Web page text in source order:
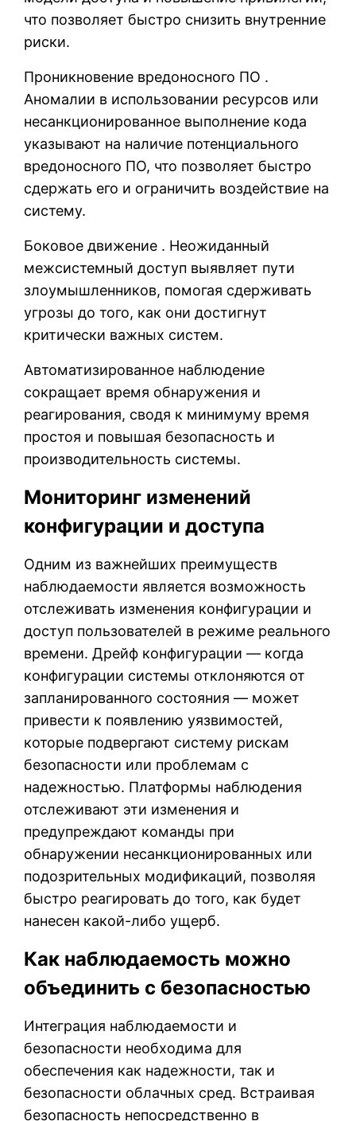
что позволяет быстро снизить внутренние
риски.
Проникновение вредоносного ПО .
Аномалии в использовании ресурсов или
несанкционированное выполнение кода
указывают на наличие потенциального
вредоносного ПО, что позволяет быстро
сдержать его и ограничить воздействие на
систему.
Боковое движение . Неожиданный
межсистемный доступ выявляет пути
злоумышленников, помогая сдерживать
угрозы до того, как они достигнут
критически важных систем.
Автоматизированное наблюдение
сокращает время обнаружения и
реагирования, сводя к минимуму время
простоя и повышая безопасность и
производительность системы.
Мониторинг изменений
конфигурации и доступа
Одним из важнейших преимуществ
наблюдаемости является возможность
отслеживать изменения конфигурации и
доступ пользователей в режиме реального
времени. Дрейф конфигурации — когда
конфигурации системы отклоняются от
запланированного состояния — может
привести к появлению уязвимостей,
которые подвергают систему рискам
безопасности или проблемам с
надежностью. Платформы наблюдения
отслеживают эти изменения и
предупреждают команды при
обнаружении несанкционированных или
подозрительных модификаций, позволяя
быстро реагировать до того, как будет
нанесен какой-либо ущерб.
Как наблюдаемость можно
объединить с безопасностью
Интеграция наблюдаемости и
безопасности необходима для
обеспечения как надежности, так и
безопасности облачных сред. Встраивая
безопасность непосредственно в